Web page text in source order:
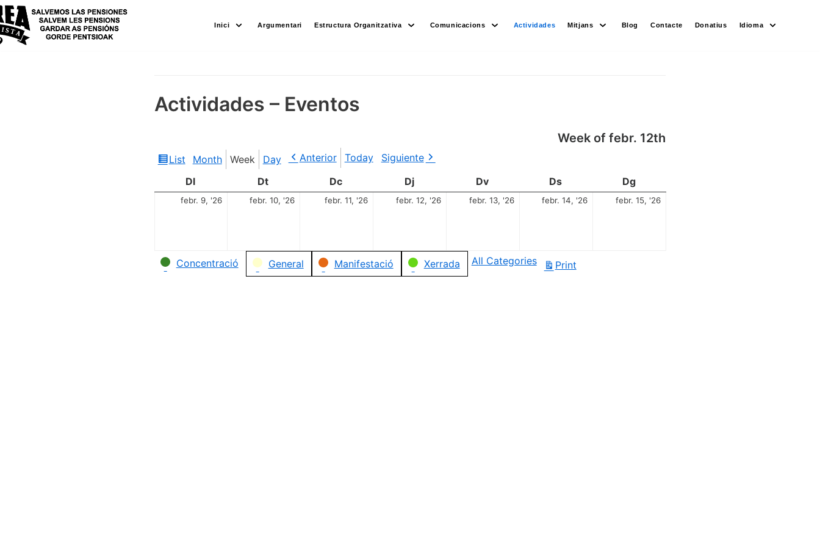
Skip
to
content
Inici Argumentari Estructura Organitzativa Comunicacions Actividades Mitjans Blog Contacte Donatius Idioma
Actividades – Eventos
Week of febr. 12th
View
List Month Week Day Anterior Today
Siguiente
Dl
Dt Dc Dj Dv Ds Dg
febr. 9, '26 febr. 10, '26 febr. 11, '26 febr. 12, '26 febr. 13, '26 febr. 14, '26 febr. 15, '26
Categories
Concentració General Manifestació Xerrada All Categories Print